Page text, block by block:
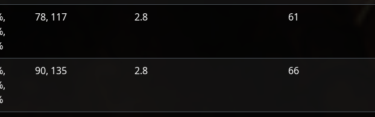
78, 117 2.8 61
90, 135 2.8 66